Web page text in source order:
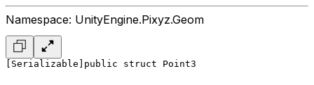
Namespace: UnityEngine.Pixyz.Geom
[Serializable] public struct Point3